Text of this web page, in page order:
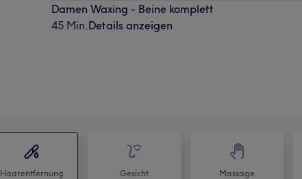
Damen Waxing - Beine komplett
45 Min.Details anzeigen
Haarentfernung Gesicht Massage